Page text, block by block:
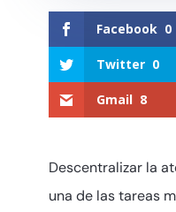
Facebook 0
Twitter 0
Gmail 8
Descentralizar la
una de las tareas